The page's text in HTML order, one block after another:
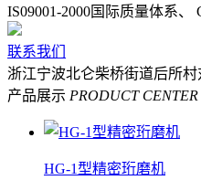
IS09001-2000国际质量体系、
联系我们
浙江宁波北仑柴桥街道后所村
产品展示 PRODUCT CENTER
HG-1型精密珩磨机